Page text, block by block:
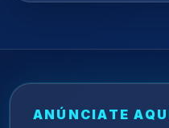
ANÚNCIATE